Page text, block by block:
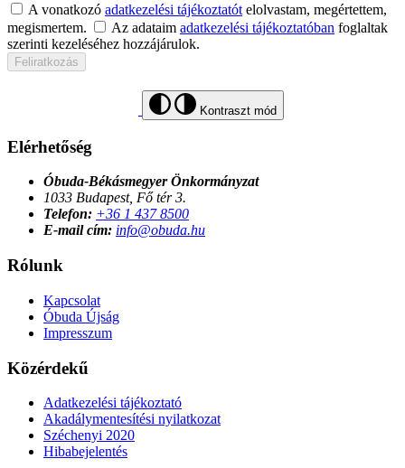
A vonatkozó adatkezelési tájékoztatót elolvastam, megértettem,
megismertem.
Az adataim adatkezelési tájékoztatóban foglaltak
szerinti kezeléséhez hozzájárulok.
Feliratkozás
Kontraszt mód
Elérhetőség
Óbuda-Békásmegyer Önkormányzat
1033 Budapest, Fő tér 3.
Telefon: +36 1 437 8500
E-mail cím: info@obuda.hu
Rólunk
Kapcsolat
Óbuda Újság
Impresszum
Közérdekű
Adatkezelési tájékoztató
Akadálymentesítési nyilatkozat
Széchenyi 2020
Hibabejelentés